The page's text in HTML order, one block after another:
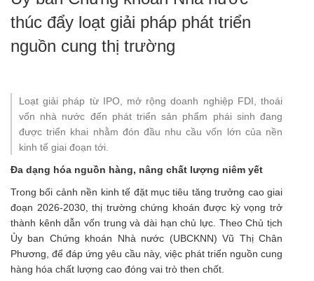
thúc đẩy loạt giải pháp phát triển
nguồn cung thị trường
Loạt giải pháp từ IPO, mở rộng doanh nghiệp FDI, thoái
vốn nhà nước đến phát triển sản phẩm phái sinh đang
được triển khai nhằm đón đầu nhu cầu vốn lớn của nền
kinh tế giai đoạn tới.
Đa dạng hóa nguồn hàng, nâng chất lượng niêm yết
Trong bối cảnh nền kinh tế đặt mục tiêu tăng trưởng cao giai
đoạn 2026-2030, thị trường chứng khoán được kỳ vọng trở
thành kênh dẫn vốn trung và dài hạn chủ lực. Theo Chủ tịch
Ủy ban Chứng khoán Nhà nước (UBCKNN) Vũ Thị Chân
Phương, để đáp ứng yêu cầu này, việc phát triển nguồn cung
hàng hóa chất lượng cao đóng vai trò then chốt.